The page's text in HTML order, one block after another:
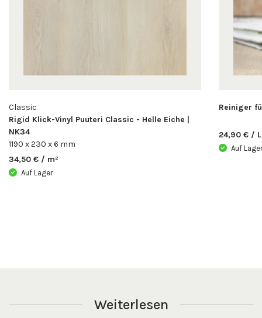
Classic
Rigid Klick-Vinyl Puuteri Classic - Helle Eiche |
NK34
1190 x 230 x 6 mm
34,50 € / m²
Auf Lager
Reiniger
24,90 € / L
Auf Lager
Weiterlesen